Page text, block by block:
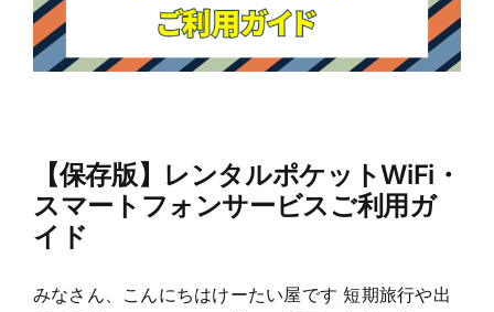
【保存版】レンタルポケットWiFi・
スマートフォンサービスご利用ガ
イド
みなさん、こんにちはけーたい屋です 短期旅行や出